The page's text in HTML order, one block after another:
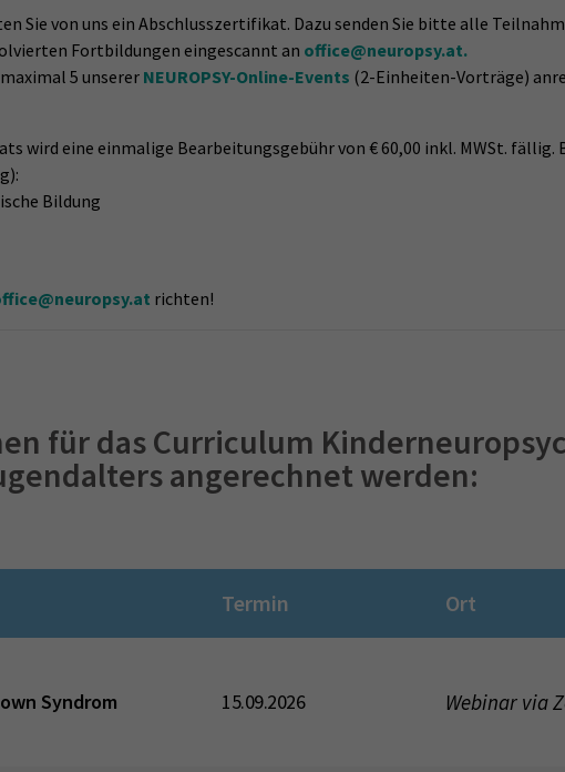
Sie von uns ein Abschlusszertifikat. Dazu senden Sie bitte alle
Fortbildungen eingescannt an office@neuropsy.at.
5 unserer NEUROPSY-Online-Events (2-Einheiten-Vorträge)
wird eine einmalige Bearbeitungsgebühr von € 60,00 inkl. MWSt.
Bildung
richten!
für das Curriculum
angerechnet werden:
Termin Ort
Syndrom 15.09.2026 Webinar via